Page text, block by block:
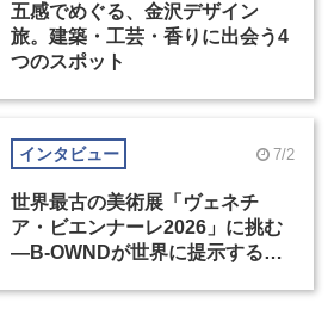
五感でめぐる、金沢デザイン
旅。建築・工芸・香りに出会う4
つのスポット
インタビュー 7/2
世界最古の美術展「ヴェネチ
ア・ビエンナーレ2026」に挑む
―B-OWNDが世界に提示する美